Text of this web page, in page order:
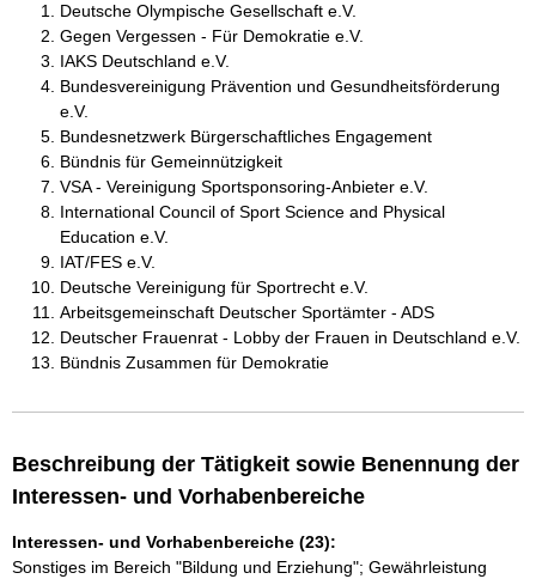
Deutsche Olympische Gesellschaft e.V.
Gegen Vergessen - Für Demokratie e.V.
IAKS Deutschland e.V.
Bundesvereinigung Prävention und Gesundheitsförderung
e.V.
Bundesnetzwerk Bürgerschaftliches Engagement
Bündnis für Gemeinnützigkeit
VSA - Vereinigung Sportsponsoring-Anbieter e.V.
International Council of Sport Science and Physical
Education e.V.
IAT/FES e.V.
Deutsche Vereinigung für Sportrecht e.V.
Arbeitsgemeinschaft Deutscher Sportämter - ADS
Deutscher Frauenrat - Lobby der Frauen in Deutschland e.V.
Bündnis Zusammen für Demokratie
Beschreibung der Tätigkeit sowie Benennung der
Interessen- und Vorhabenbereiche
Interessen- und Vorhabenbereiche (23):
Sonstiges im Bereich "Bildung und Erziehung"; Gewährleistung